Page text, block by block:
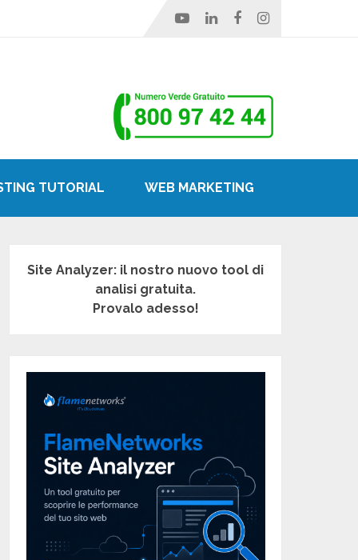
TUTORIAL WEB MARKETING
Site Analyzer: il nostro nuovo tool di
analisi gratuita.
Provalo adesso!